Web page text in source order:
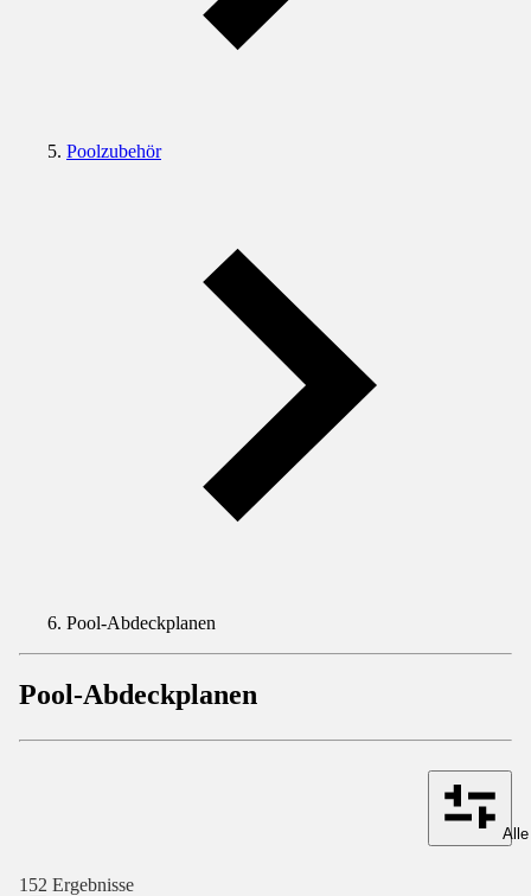
Poolzubehör
Pool-Abdeckplanen
Pool-Abdeckplanen
152 Ergebnisse